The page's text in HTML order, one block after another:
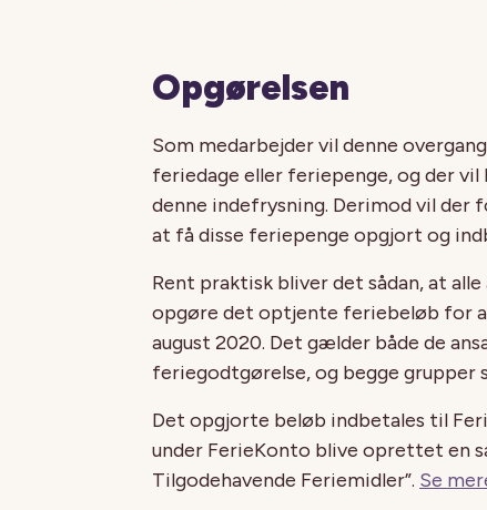
Opgørelsen
Som medarbejder vil denne
feriedage eller feriepenge, og der
denne indefrysning. Derimod vil der
at få disse feriepenge opgjort og
Rent praktisk bliver det sådan, at
opgøre det optjente feriebeløb for
august 2020. Det gælder både de
feriegodtgørelse, og begge grupper
Det opgjorte beløb indbetales til
under FerieKonto blive oprettet en
Tilgodehavende Feriemidler”. Se